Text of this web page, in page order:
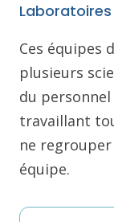
Ces équipes
plusieurs
du
travaillant
ne
équipe.